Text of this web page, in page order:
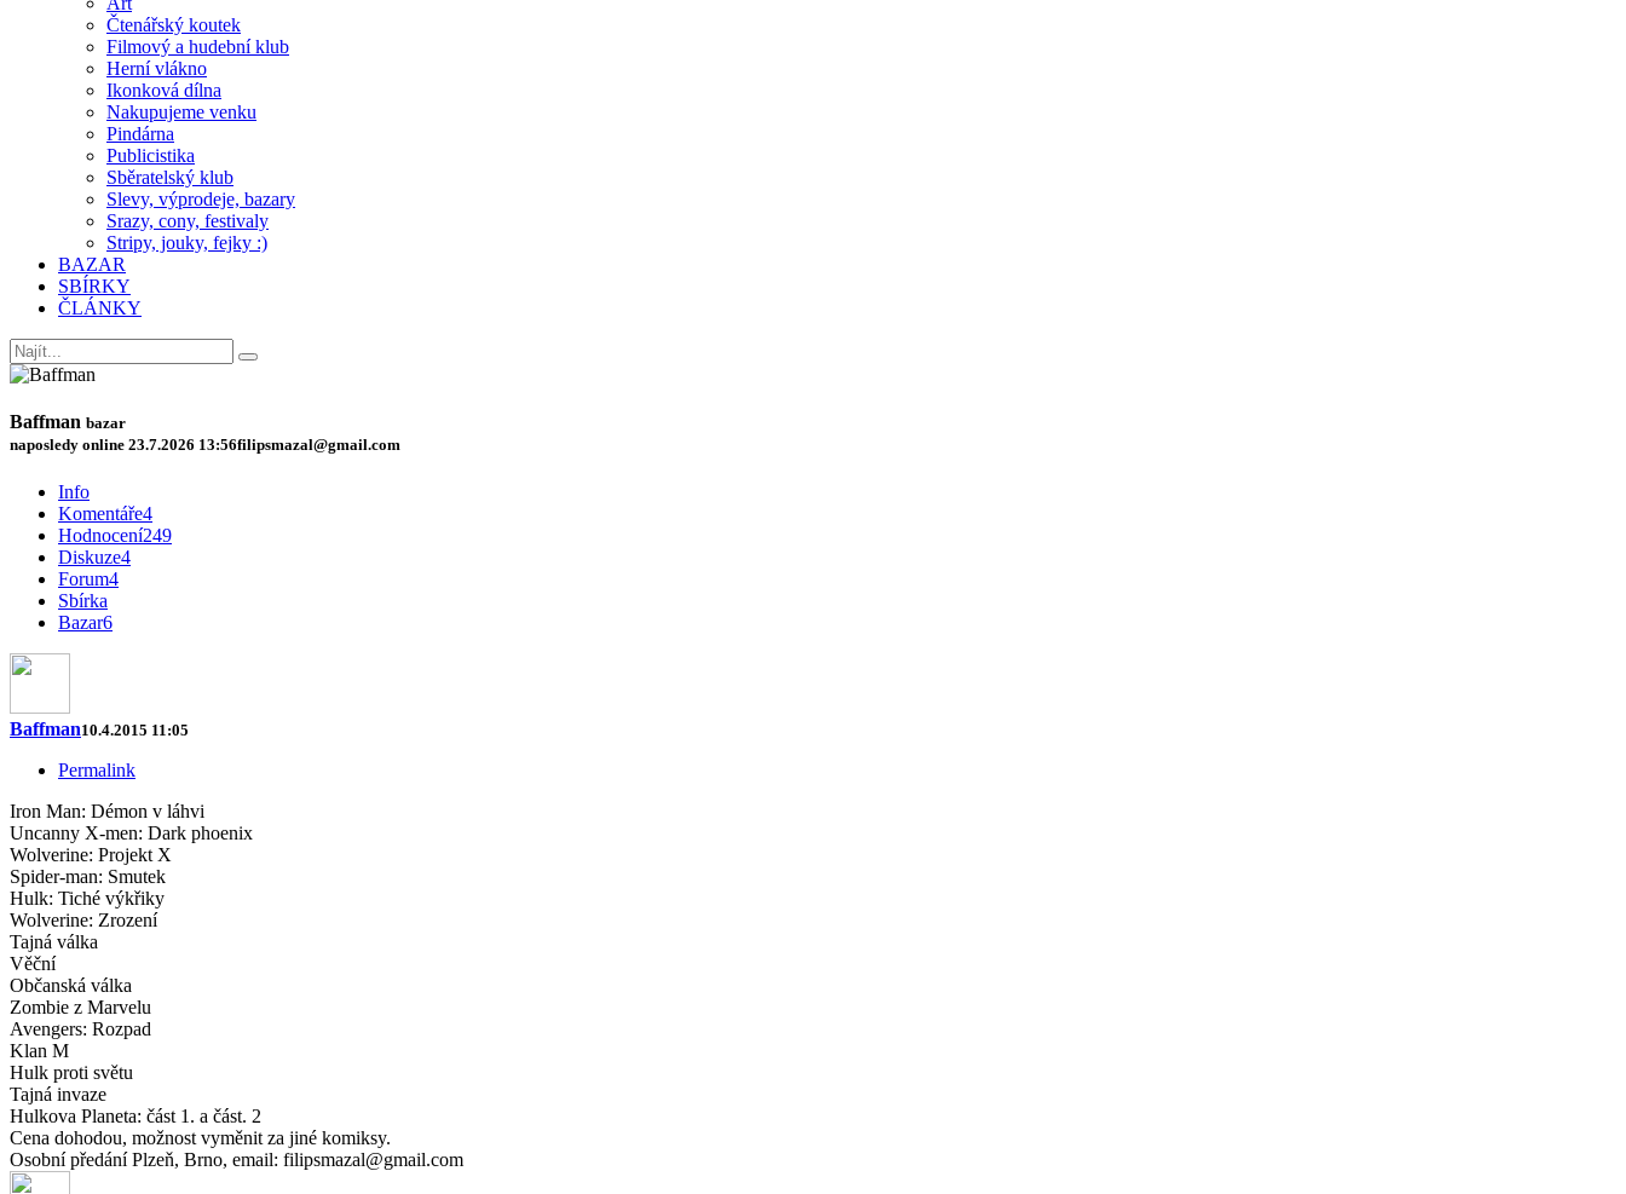
Čtenářský koutek
Filmový a hudební klub
Herní vlákno
Ikonková dílna
Nakupujeme venku
Pindárna
Publicistika
Sběratelský klub
Slevy, výprodeje, bazary
Srazy, cony, festivaly
Stripy, jouky, fejky :)
BAZAR
SBÍRKY
ČLÁNKY
Baffman bazar
naposledy online 23.7.2026 13:56filipsmazal@gmail.com
Info
Komentáře4
Hodnocení249
Diskuze4
Forum4
Sbírka
Bazar6
Baffman10.4.2015 11:05
Permalink
Iron Man: Démon v láhvi
Uncanny X-men: Dark phoenix
Wolverine: Projekt X
Spider-man: Smutek
Hulk: Tiché výkřiky
Wolverine: Zrození
Tajná válka
Věční
Občanská válka
Zombie z Marvelu
Avengers: Rozpad
Klan M
Hulk proti světu
Tajná invaze
Hulkova Planeta: část 1. a část. 2
Cena dohodou, možnost vyměnit za jiné komiksy.
Osobní předání Plzeň, Brno, email: filipsmazal@gmail.com